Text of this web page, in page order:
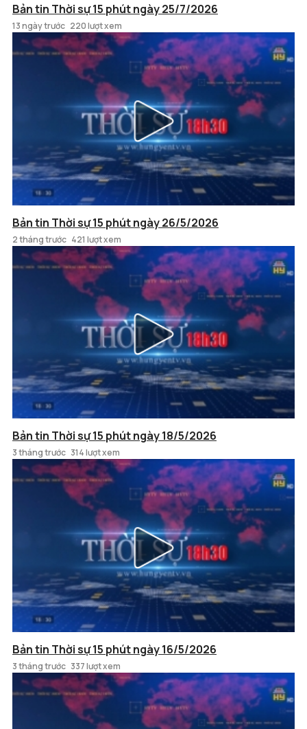
Bản tin Thời sự 15 phút ngày 25/7/2026
13 ngày trước 220 lượt xem
Bản tin Thời sự 15 phút ngày 26/5/2026
2 tháng trước 421 lượt xem
Bản tin Thời sự 15 phút ngày 18/5/2026
3 tháng trước 314 lượt xem
Bản tin Thời sự 15 phút ngày 16/5/2026
3 tháng trước 337 lượt xem